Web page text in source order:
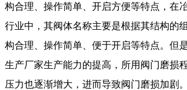
构合理、操作简单、开启方便等特点，在
行业中，其阀体名称主要是根据其结构的
构合理、操作简单、便于开启等特点。但
生产厂家生产能力的提高，所用阀门磨损
压力也逐渐增大，进而导致阀门磨损加剧